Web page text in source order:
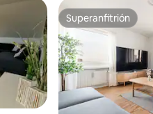
Superanfitrión
Superanfitrión